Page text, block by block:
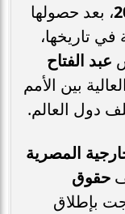
، بعد حصولها
في تاريخها،
عبد الفتاح
بين الأمم
دول العالم.
المصرية
حقوق
بإطلاق